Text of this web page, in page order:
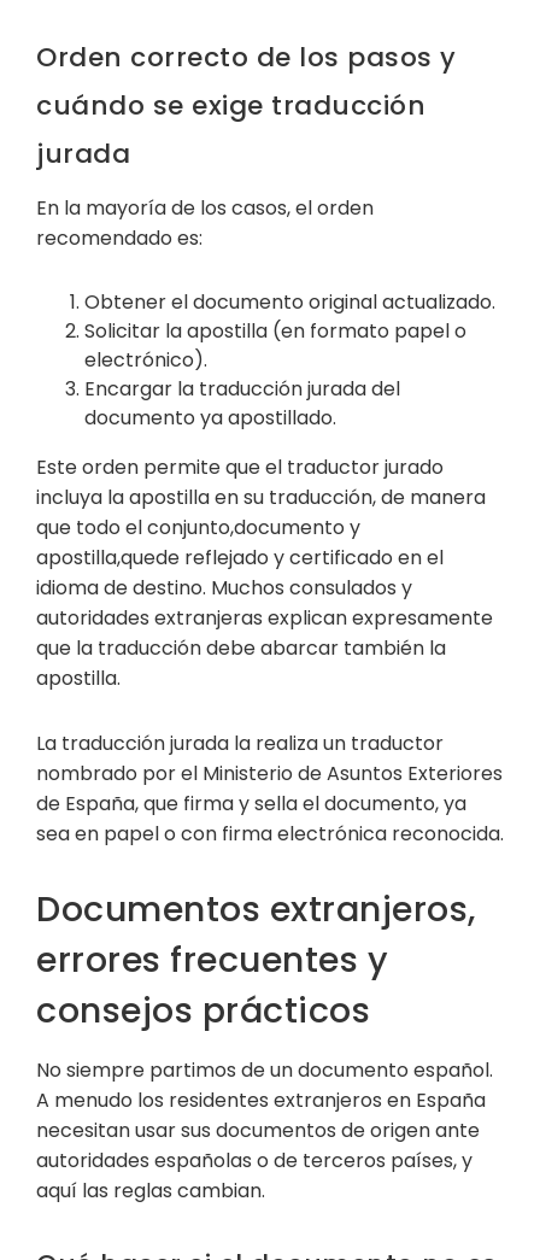
Orden correcto de los pasos y
cuándo se exige traducción
jurada
En la mayoría de los casos, el orden
recomendado es:
Obtener el documento original actualizado.
Solicitar la apostilla (en formato papel o
electrónico).
Encargar la traducción jurada del
documento ya apostillado.
Este orden permite que el traductor jurado
incluya la apostilla en su traducción, de manera
que todo el conjunto,documento y
apostilla,quede reflejado y certificado en el
idioma de destino. Muchos consulados y
autoridades extranjeras explican expresamente
que la traducción debe abarcar también la
apostilla.
La traducción jurada la realiza un traductor
nombrado por el Ministerio de Asuntos Exteriores
de España, que firma y sella el documento, ya
sea en papel o con firma electrónica reconocida.
Documentos extranjeros,
errores frecuentes y
consejos prácticos
No siempre partimos de un documento español.
A menudo los residentes extranjeros en España
necesitan usar sus documentos de origen ante
autoridades españolas o de terceros países, y
aquí las reglas cambian.